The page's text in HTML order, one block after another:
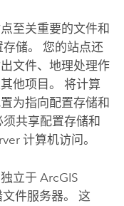
至关重要的文件和
储。 您的站点还
文件、地理处理作
他项目。 将计算
为指向配置存储和
共享配置存储和
计算机访问。
立于 ArcGIS
件服务器。 这